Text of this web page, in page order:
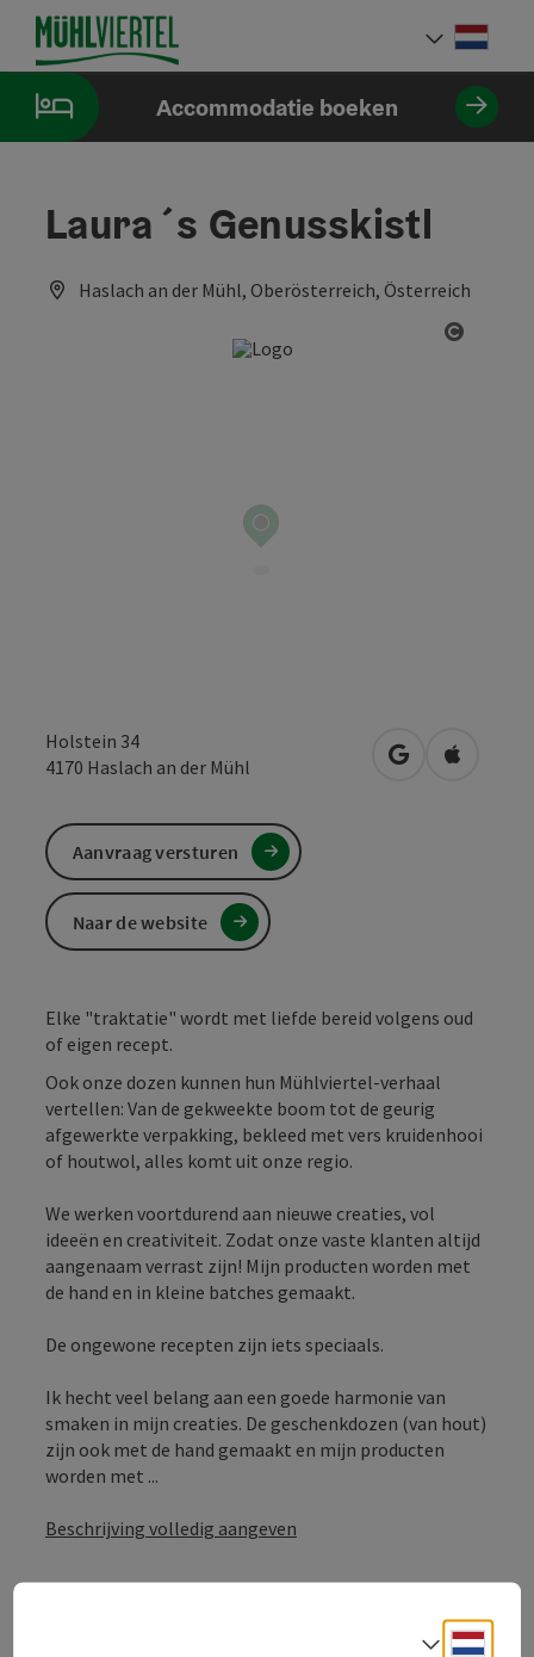
InhoudAccesskey
[0]
NavigatieAccesskey
[1]
PaginabeginAccesskey
[2]
Accommodatie boeken
Laura´s Genusskistl
Haslach an der Mühl, Oberösterreich, Österreich
Holstein 34
4170 Haslach an der Mühl Openen inOpenen
Elke "traktatie" wordt met liefde bereid volgens oud
of eigen recept.
Ook onze dozen kunnen hun Mühlviertel-verhaal
vertellen: Van de gekweekte boom tot de geurig
afgewerkte verpakking, bekleed met vers kruidenhooi
of houtwol, alles komt uit onze regio.
We werken voortdurend aan nieuwe creaties, vol
ideeën en creativiteit. Zodat onze vaste klanten altijd
aangenaam verrast zijn! Mijn producten worden met
de hand en in kleine batches gemaakt.
De ongewone recepten zijn iets speciaals.
Ik hecht veel belang aan een goede harmonie van
smaken in mijn creaties. De geschenkdozen (van hout)
zijn ook met de hand gemaakt en mijn producten
worden met ...
Beschrijving volledig aangeven
Aanvraag versturen
Naar de website